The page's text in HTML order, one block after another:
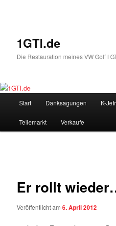
1GTI.de
Die Restauration meines VW Golf I
Zum
Inhalt
Start Danksagungen K-
Teilemarkt Verkaufe
Er rollt
Veröffentlicht am6. April 2012